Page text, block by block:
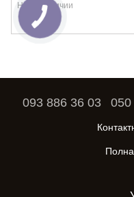
Нет в наличии
093 886 36 03 050